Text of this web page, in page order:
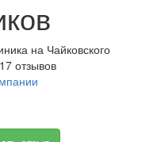
на Чайковского
отзывов